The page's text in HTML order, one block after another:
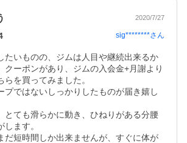
2020/7/27
sig********さん
たいものの、ジムは人目や継続出来るか
クーポンがあり、ジムの入会金+月謝より
を買ってみました。
プではないしっかりしたものが届き嬉し
とても滑らかに動き、ひねりがある分腰
ます。
だ短時間しか出来ませんが、すぐに体が